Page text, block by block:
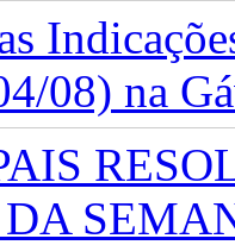
08) na